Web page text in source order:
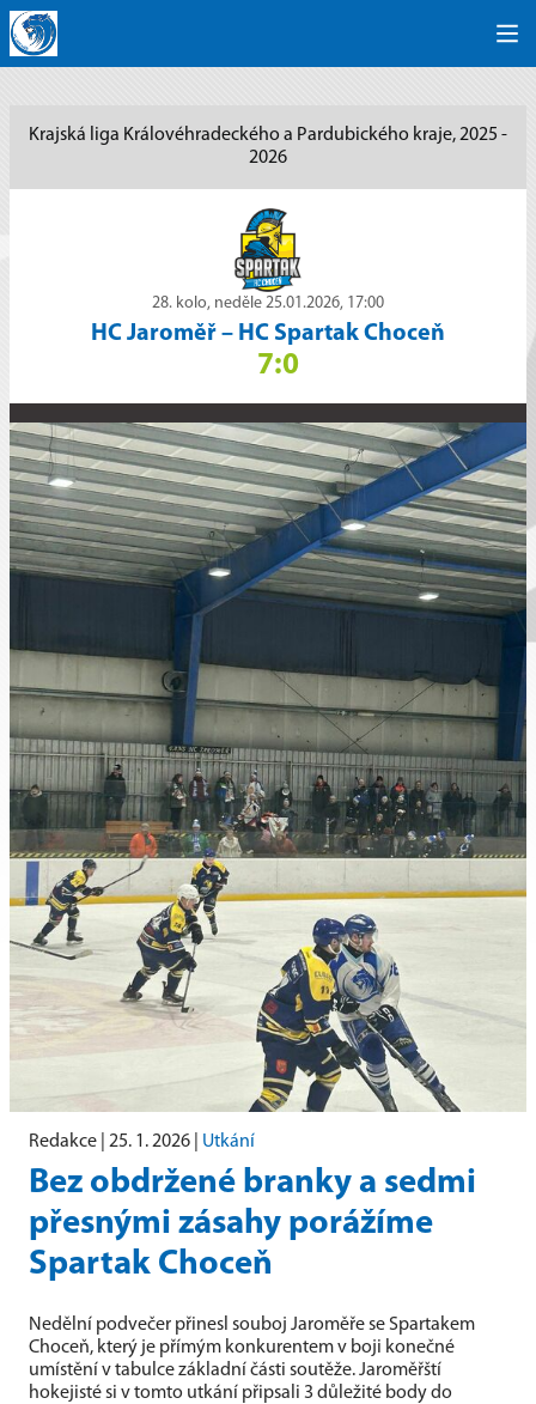
Krajská liga Královéhradeckého a Pardubického kraje, 2025 -
2026
28. kolo, neděle 25.01.2026, 17:00
HC Jaroměř – HC Spartak Choceň
7:0
Redakce | 25. 1. 2026 Utkání
Bez obdržené branky a sedmi
přesnými zásahy porážíme
Spartak Choceň
Nedělní podvečer přinesl souboj Jaroměře se Spartakem
Choceň, který je přímým konkurentem v boji konečné
umístění v tabulce základní části soutěže. Jaroměřští
hokejisté si v tomto utkání připsali 3 důležité body do